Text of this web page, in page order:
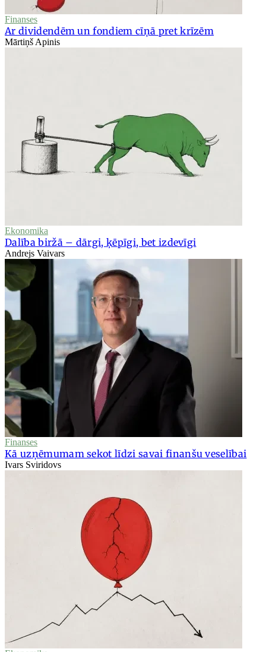
Finanses
Ar dividendēm un fondiem cīņā pret krīzēm
Mārtiņš Apinis
Ekonomika
Dalība biržā – dārgi, ķēpīgi, bet izdevīgi
Andrejs Vaivars
Finanses
Kā uzņēmumam sekot līdzi savai finanšu veselībai
Ivars Sviridovs